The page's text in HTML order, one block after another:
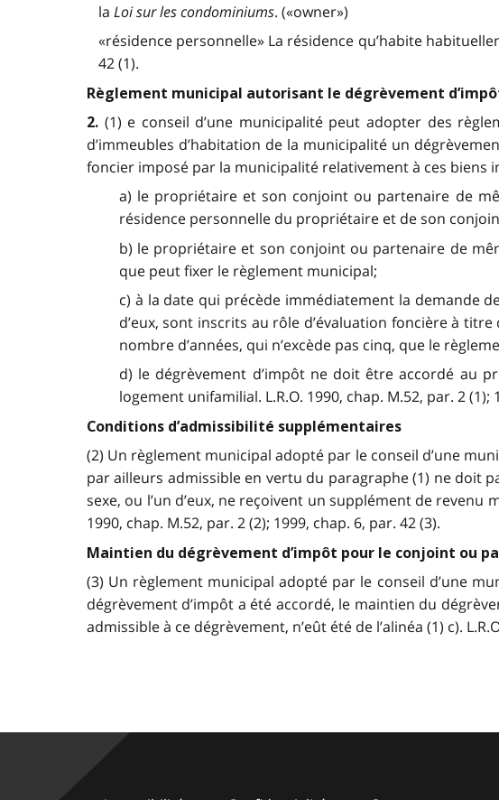
la Loi sur les condominiums. («owner»)
«résidence personnelle» La résidence qu’habite
42 (1).
Règlement municipal autorisant le dégrèvement
2. (1) e conseil d’une municipalité peut adopter des
d’immeubles d’habitation de la municipalité un
foncier imposé par la municipalité relativement à ces
a) le propriétaire et son conjoint ou partenaire de
résidence personnelle du propriétaire et de son
b) le propriétaire et son conjoint ou partenaire de
que peut fixer le règlement municipal;
c) à la date qui précède immédiatement la demande
d’eux, sont inscrits au rôle d’évaluation foncière à
nombre d’années, qui n’excède pas cinq, que le
d) le dégrèvement d’impôt ne doit être accordé au
logement unifamilial. L.R.O. 1990, chap. M.52, par. 2 (1);
Conditions d’admissibilité supplémentaires
(2) Un règlement municipal adopté par le conseil d’une
par ailleurs admissible en vertu du paragraphe (1) ne doit
sexe, ou l’un d’eux, ne reçoivent un supplément de revenu
1990, chap. M.52, par. 2 (2); 1999, chap. 6, par. 42 (3).
Maintien du dégrèvement d’impôt pour le conjoint ou
(3) Un règlement municipal adopté par le conseil d’une
dégrèvement d’impôt a été accordé, le maintien du
admissible à ce dégrèvement, n’eût été de l’alinéa (1) c).